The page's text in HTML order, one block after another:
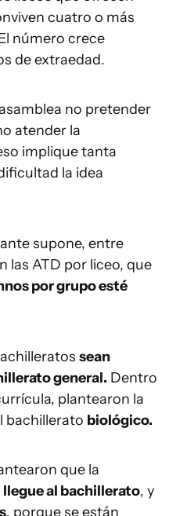
cuatro o más
número crece
de extraedad.
no pretender
atender la
implique tanta
la idea
supone, entre
las ATD por liceo, que
por grupo esté
sean
general. Dentro
plantearon la
bachillerato biológico.
que la
llegue al bachillerato, y
, porque se están